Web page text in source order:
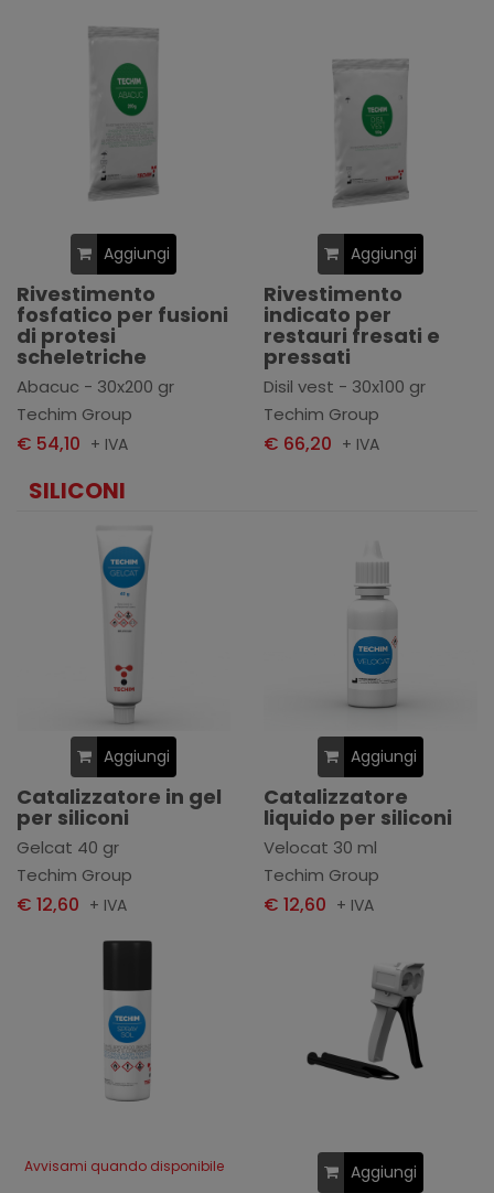
Aggiungi
Rivestimento
fosfatico per fusioni
di protesi
scheletriche
Abacuc - 30x200 gr
Techim Group
€ 54,10 + IVA
Aggiungi
Rivestimento
indicato per
restauri fresati e
pressati
Disil vest - 30x100 gr
Techim Group
€ 66,20 + IVA
SILICONI
Aggiungi
Catalizzatore in gel
per siliconi
Gelcat 40 gr
Techim Group
€ 12,60 + IVA
Aggiungi
Catalizzatore
liquido per siliconi
Velocat 30 ml
Techim Group
€ 12,60 + IVA
Avvisami quando disponibile Aggiungi